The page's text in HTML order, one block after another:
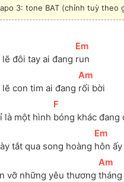
3: tone BAT (chỉnh tuỳ theo
lẽ đôi tay ai đang
[Em
run
lẽ con tim ai đang
[
Am
rối bời
là một hình
[F
bóng khác đang
tắt qua song hoàng
[Em
hôn ấy
vỡ những yêu thương
[
Am
tháng